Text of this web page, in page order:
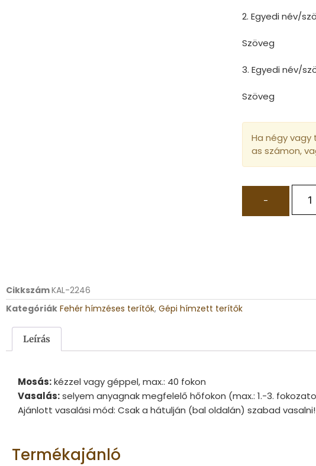
2. Egyedi név/
Szöveg
3. Egyedi név/
Szöveg
Ha négy vagy
as számon,
-
CikkszámKAL-2246
Kategóriák Fehér hímzéses terítők, Gépi hímzett terítők
Leírás
Mosás:kézzel vagy géppel, max.: 40 fokon
Vasalás:selyem anyagnak megfelelő hőfokon (max.: 1.-3.
Ajánlott vasalási mód: Csak a hátulján (bal oldalán) szabad vasalni!
Termékajánló